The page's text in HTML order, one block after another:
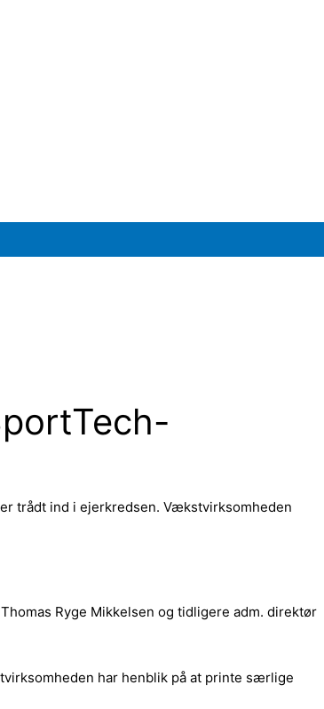
trådt ind i ejerkredsen. Vækstvirksomheden
Ryge Mikkelsen og tidligere adm. direktør
har henblik på at printe særlige